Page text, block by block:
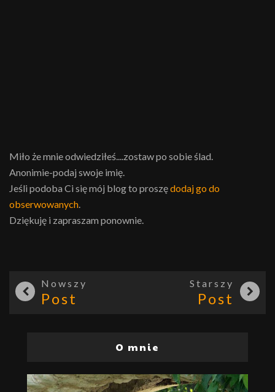
Miło że mnie odwiedziłeś....zostaw po sobie ślad.
Anonimie-podaj swoje imię.
Jeśli podoba Ci się mój blog to proszędodaj go do
obserwowanych.
Dziękuję i zapraszam ponownie.
Nowszy
Post
Starszy
Post
O mnie